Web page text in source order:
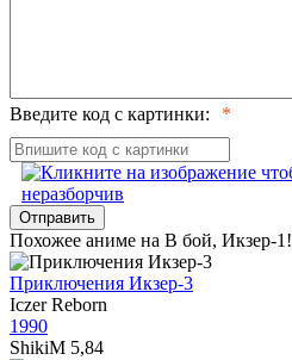
Введите код с картинки:
Отправить
Похожее аниме на В бой, Икзер-1!
Приключения Икзер-3
Iczer Reborn
1990
ShikiM 5,84